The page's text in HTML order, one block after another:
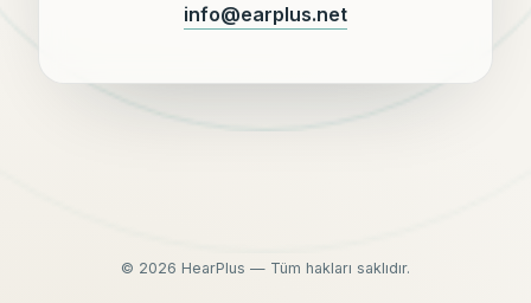
info@earplus.net
© 2026 HearPlus — Tüm hakları saklıdır.